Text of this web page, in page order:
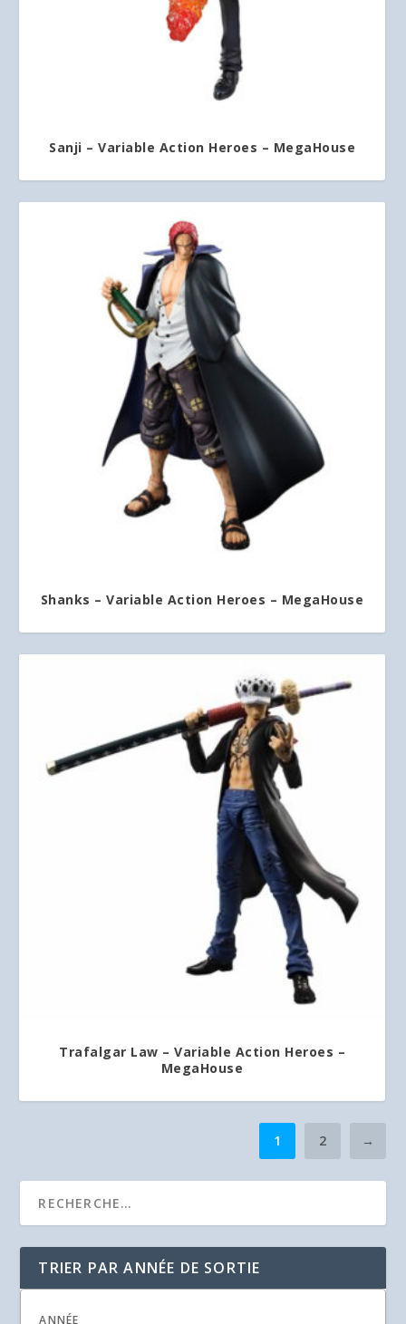
Sanji – Variable Action Heroes – MegaHouse
Shanks – Variable Action Heroes – MegaHouse
Trafalgar Law – Variable Action Heroes –
MegaHouse
1 2 →
TRIER PAR ANNÉE DE SORTIE